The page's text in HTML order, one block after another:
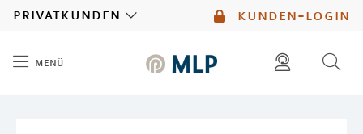
kunden-login
privatkunden
menü